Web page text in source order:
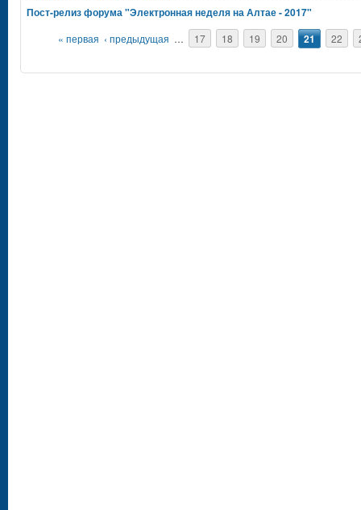
Пост-релиз форума "Электронная неделя на Алтае - 2017"
Страницы
« первая ‹ предыдущая … 17 18 19 20 21 22